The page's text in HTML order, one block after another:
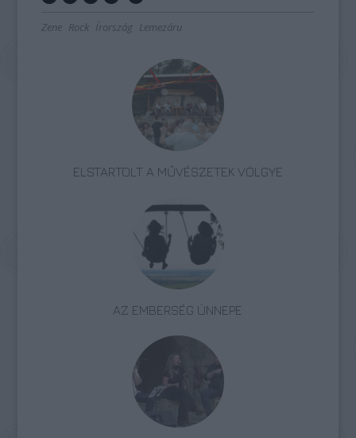
Zene Rock Írország Lemezáru
ELSTARTOLT A MŰVÉSZETEK VÖLGYE
AZ EMBERSÉG ÜNNEPE